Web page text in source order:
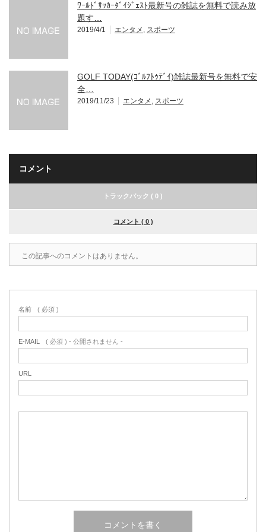
ﾜｰﾙﾄﾞｻｯｶｰﾀﾞｲｼﾞｪｽﾄ最新号の雑誌を無料で読み放
題す…
2019/4/1 エンタメ , スポーツ
GOLF TODAY(ｺﾞﾙﾌﾄｩﾃﾞｲ)雑誌最新号を無料で安
全…
2019/11/23 エンタメ , スポーツ
コメント
トラックバック ( 0 )
コメント ( 0 )
この記事へのコメントはありません。
名前 ( 必須 )
E-MAIL ( 必須 ) - 公開されません -
URL